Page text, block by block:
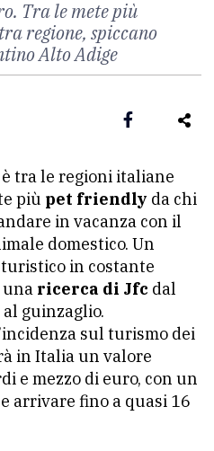
Tra le mete più
regione, spiccano
Alto Adige
più pet friendly da chi
in vacanza con il
domestico. Un
in costante
una ricerca di Jfc dal
guinzaglio.
sul turismo dei
in Italia un valore
e mezzo di euro, con un
arrivare fino a quasi 16